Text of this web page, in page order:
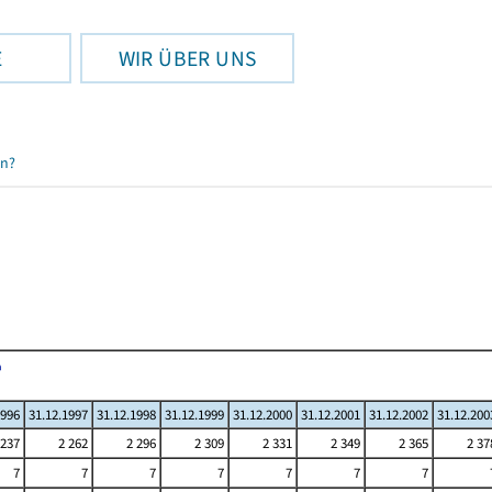
WIR ÜBER UNS
31.12.1997 31.12.1998 31.12.1999 31.12.2000 31.12.2001 31.12.2002
2 262 2 296 2 309 2 331 2 349 2 365
2
7 7 7 7 7 7 7